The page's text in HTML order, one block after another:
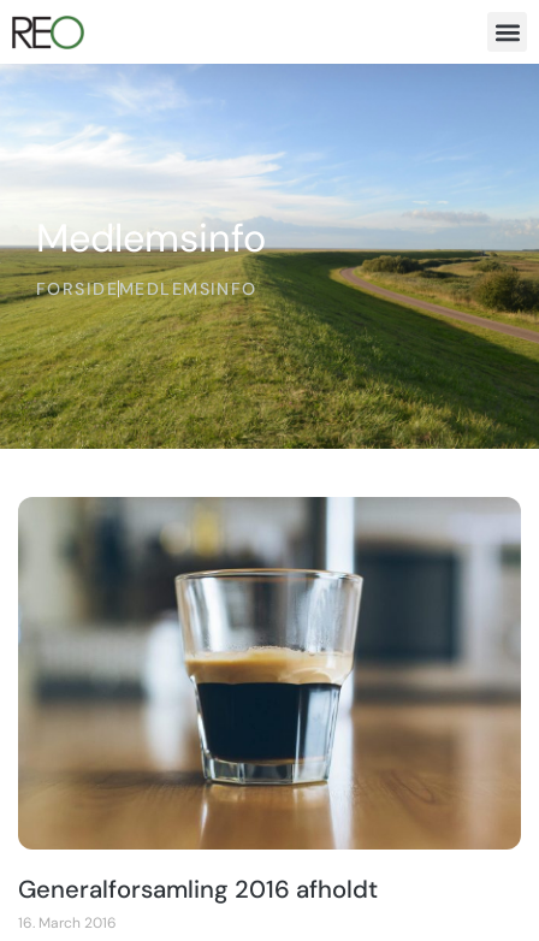
Medlemsinfo
FORSIDEMEDLEMSINFO
Generalforsamling 2016 afholdt
16. March 2016